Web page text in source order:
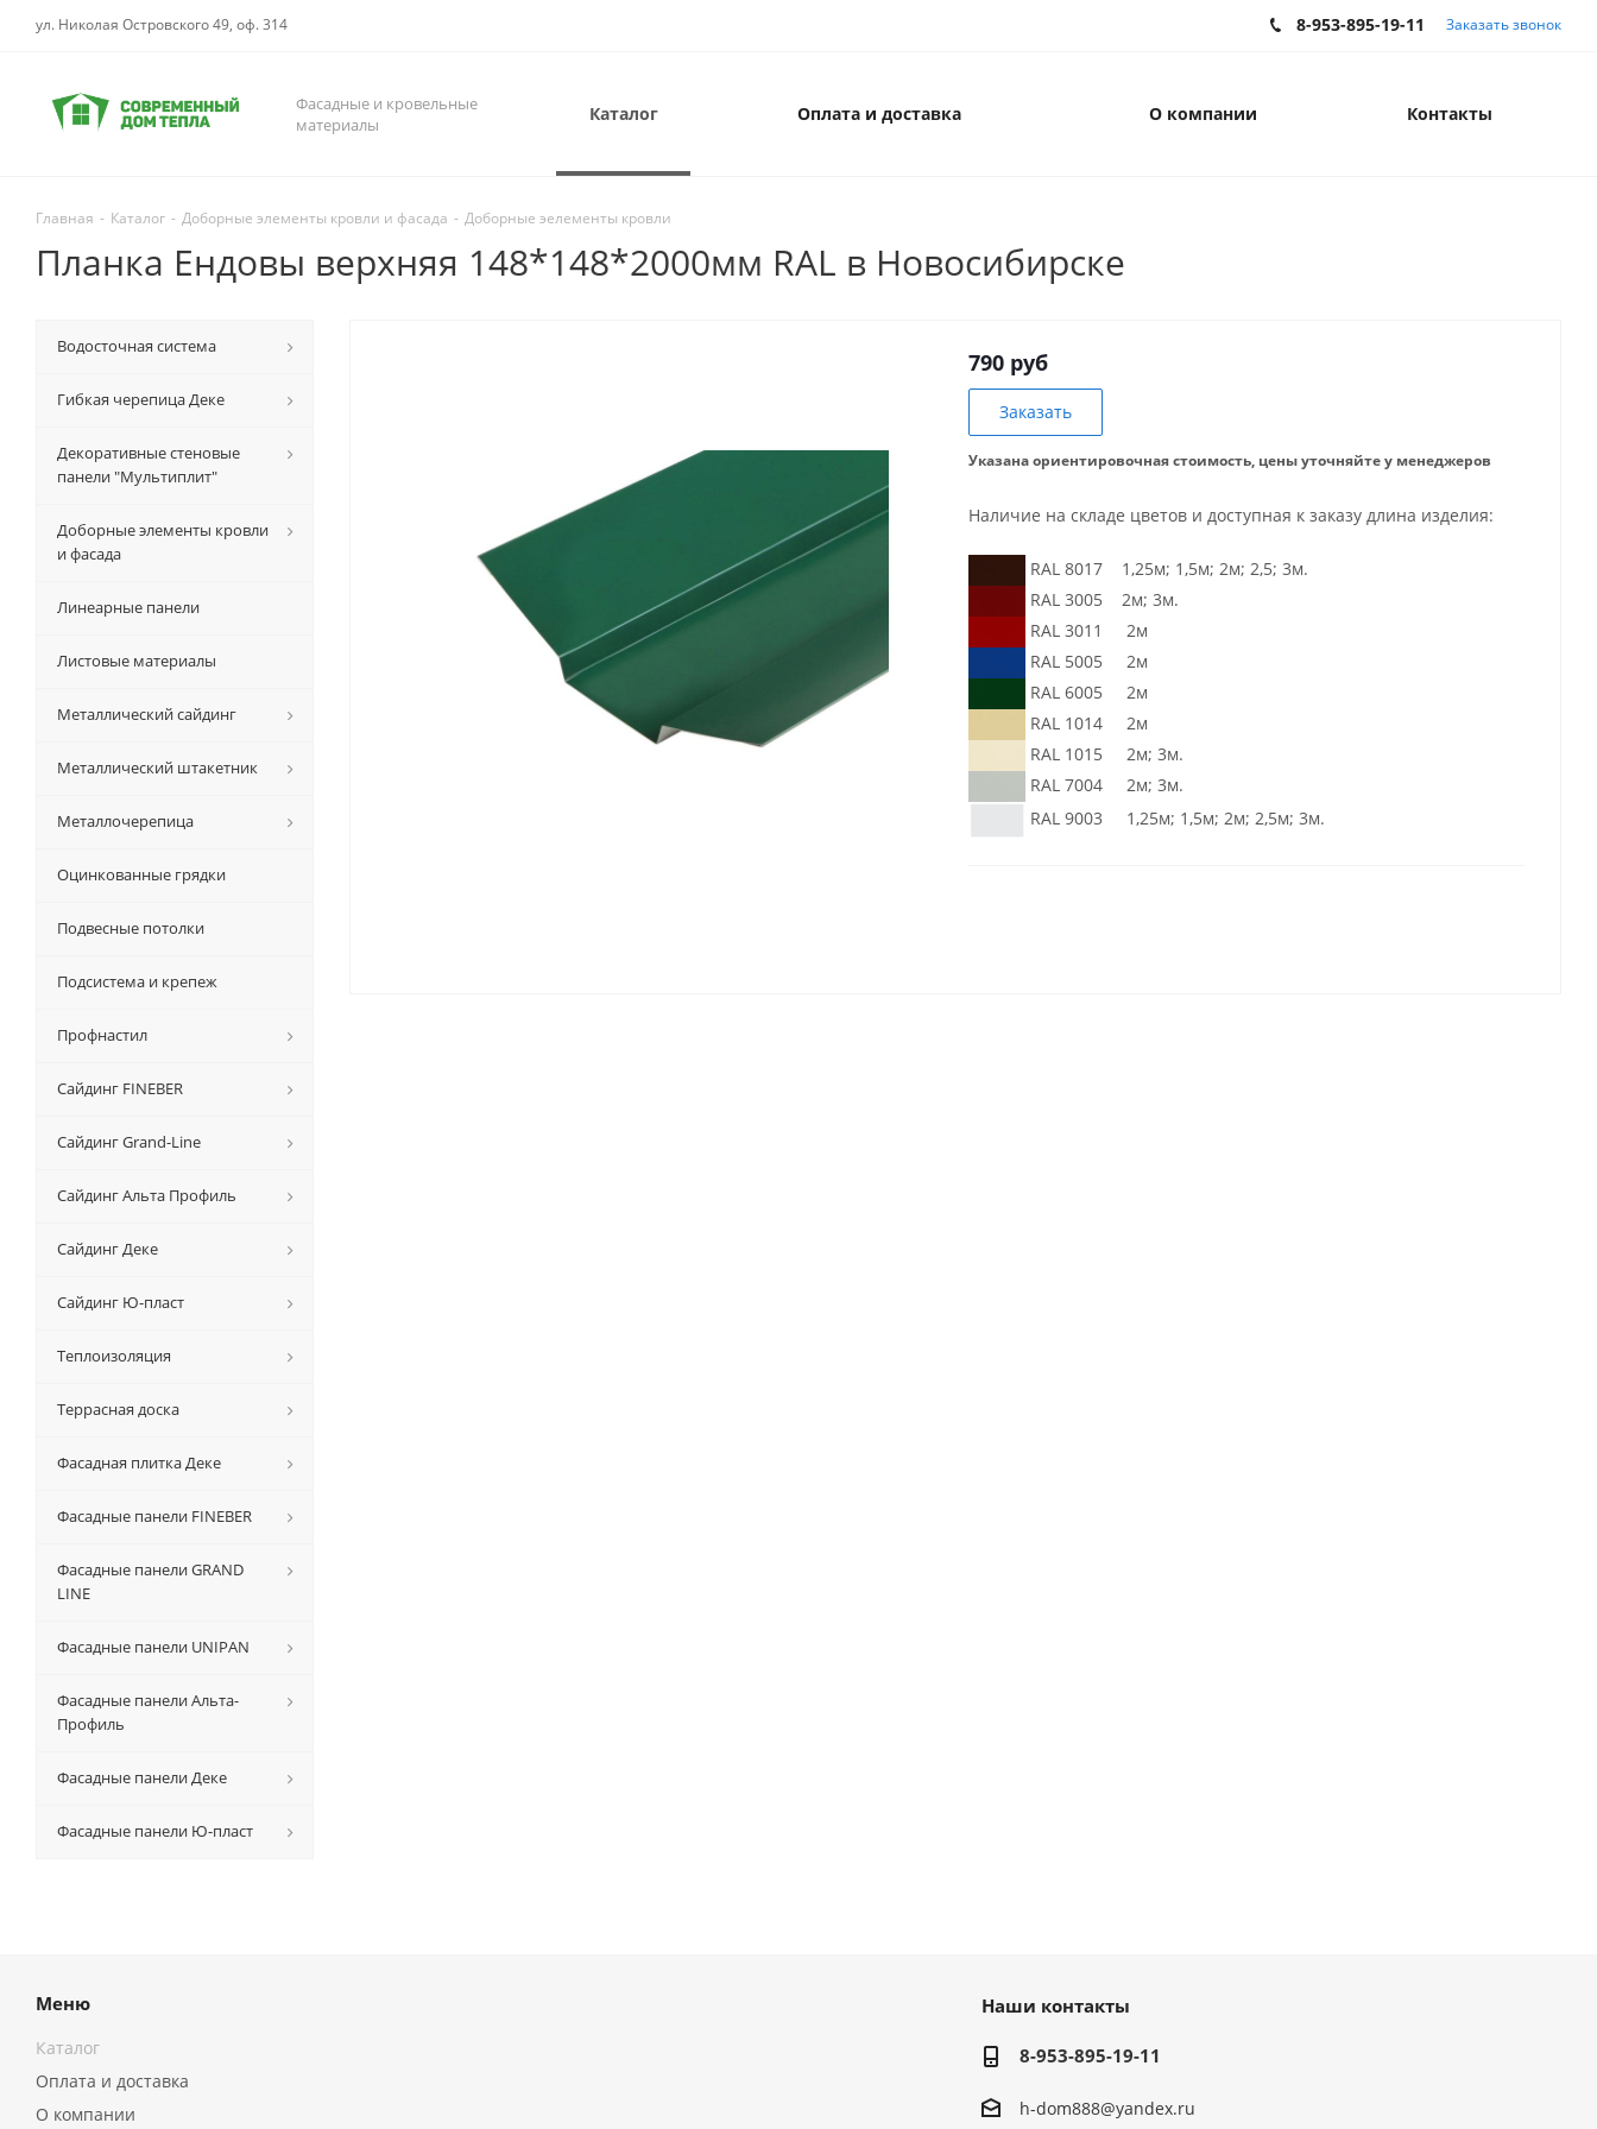
ул. Николая Островского 49, оф. 314 8-953-895-19-11 Заказать звонок
Фасадные и кровельные
материалы
Каталог Оплата и доставка О компании Контакты
Главная - Каталог - Доборные элементы кровли и фасада - Доборные эелементы кровли
Планка Ендовы верхняя 148*148*2000мм RAL в Новосибирске
790 руб
Заказать
Указана ориентировочная стоимость, цены уточняйте у менеджеров
Наличие на складе цветов и доступная к заказу длина изделия:
RAL 8017 1,25м; 1,5м; 2м; 2,5; 3м.
RAL 3005 2м; 3м.
RAL 3011 2м
RAL 5005 2м
RAL 6005 2м
RAL 1014 2м
RAL 1015 2м; 3м.
RAL 7004 2м; 3м.
RAL 9003 1,25м; 1,5м; 2м; 2,5м; 3м.
Водосточная система
Гибкая черепица Деке
Декоративные стеновые
панели "Мультиплит"
Доборные элементы кровли
и фасада
Линеарные панели
Листовые материалы
Металлический сайдинг
Металлический штакетник
Металлочерепица
Оцинкованные грядки
Подвесные потолки
Подсистема и крепеж
Профнастил
Сайдинг FINEBER
Сайдинг Grand-Line
Сайдинг Альта Профиль
Сайдинг Деке
Сайдинг Ю-пласт
Теплоизоляция
Террасная доска
Фасадная плитка Деке
Фасадные панели FINEBER
Фасадные панели GRAND
LINE
Фасадные панели UNIPAN
Фасадные панели Альта-
Профиль
Фасадные панели Деке
Фасадные панели Ю-пласт
Меню
Каталог
Оплата и доставка
О компании
Наши контакты
8-953-895-19-11
h-dom888@yandex.ru